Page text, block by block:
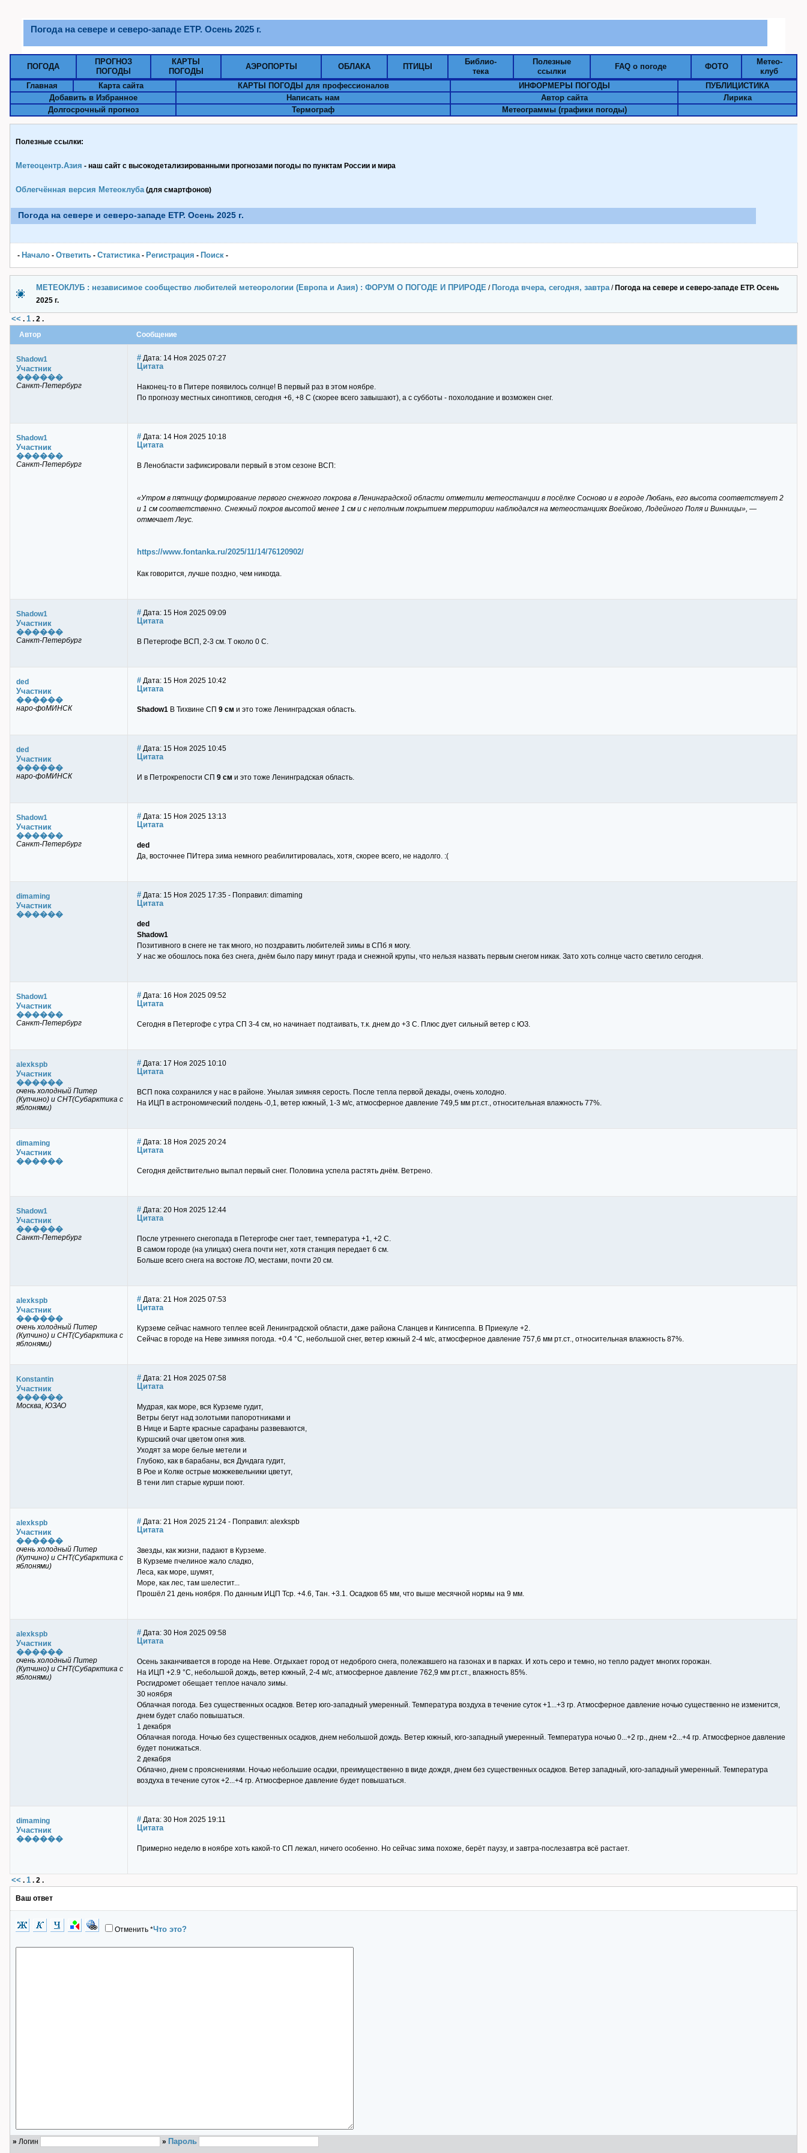
Погода на севере и северо-западе ЕТР. Осень 2025 г.
ПОГОДА
ПРОГНОЗ
ПОГОДЫ
КАРТЫ
ПОГОДЫ
АЭРОПОРТЫ ОБЛАКА ПТИЦЫ
Библио-
тека
Полезные
ссылки
FAQ о погоде ФОТО
Метео-
клуб
Главная
Карта сайта КАРТЫ ПОГОДЫ для профессионалов ИНФОРМЕРЫ ПОГОДЫ
ПУБЛИЦИСТИКА
Добавить в Избранное
Написать нам Автор сайта
Лирика
Долгосрочный прогноз
Термограф Метеограммы (графики погоды)
Полезные ссылки:
Метеоцентр.Азия - наш сайт с высокодетализированными прогнозами погоды по пунктам Pоссии и мира
Облегчённая версия Метеоклуба(для смартфонов)
Погода на севере и северо-западе ЕТР. Осень 2025 г.
- Начало - Ответить - Статистика- Pегистрация - Поиск -
МЕТЕОКЛУБ : независимое сообщество любителей метеорологии (Европа и Азия) : ФОРУМ О ПОГОДЕ И ПРИРОДЕ / Погода вчера, сегодня, завтра/ Погода на севере и северо-западе ЕТР. Осень
2025 г.
<< . 1 . 2 .
Автор
Сообщение
Shadow1
Участник
������
Санкт-Петербург
# Дата: 14 Ноя 2025 07:27
Цитата
Наконец-то в Питере появилось солнце! В первый раз в этом ноябре.
По прогнозу местных синоптиков, сегодня +6, +8 С (скорее всего завышают), а с субботы - похолодание и возможен снег.
Shadow1
Участник
������
Санкт-Петербург
# Дата: 14 Ноя 2025 10:18
Цитата
В Ленобласти зафиксировали первый в этом сезоне ВСП:
«Утром в пятницу формирование первого снежного покрова в Ленинградской области отметили метеостанции в посёлке Сосново и в городе Любань, его высота соответствует 2
и 1 см соответственно. Снежный покров высотой менее 1 см и с неполным покрытием территории наблюдался на метеостанциях Воейково, Лодейного Поля и Винницы», —
отмечает Леус.
https://www.fontanka.ru/2025/11/14/76120902/
Как говорится, лучше поздно, чем никогда.
Shadow1
Участник
������
Санкт-Петербург
# Дата: 15 Ноя 2025 09:09
Цитата
В Петергофе ВСП, 2-3 см. Т около 0 С.
ded
Участник
������
наро-фоМИНСК
# Дата: 15 Ноя 2025 10:42
Цитата
Shadow1 В Тихвине СП 9 см и это тоже Ленинградская область.
ded
Участник
������
наро-фоМИНСК
# Дата: 15 Ноя 2025 10:45
Цитата
И в Петрокрепости СП 9 см и это тоже Ленинградская область.
Shadow1
Участник
������
Санкт-Петербург
# Дата: 15 Ноя 2025 13:13
Цитата
ded
Да, восточнее ПИтера зима немного реабилитировалась, хотя, скорее всего, не надолго. :(
dimaming
Участник
������
# Дата: 15 Ноя 2025 17:35 - Поправил: dimaming
Цитата
ded
Shadow1
Позитивного в снеге не так много, но поздравить любителей зимы в СПб я могу.
У нас же обошлось пока без снега, днём было пару минут града и снежной крупы, что нельзя назвать первым снегом никак. Зато хоть солнце часто светило сегодня.
Shadow1
Участник
������
Санкт-Петербург
# Дата: 16 Ноя 2025 09:52
Цитата
Сегодня в Петергофе с утра СП 3-4 см, но начинает подтаивать, т.к. днем до +3 С. Плюс дует сильный ветер с ЮЗ.
alexkspb
Участник
������
очень холодный Питер
(Купчино) и СНТ(Субарктика с
яблонями)
# Дата: 17 Ноя 2025 10:10
Цитата
ВСП пока сохранился у нас в районе. Унылая зимняя серость. После тепла первой декады, очень холодно.
На ИЦП в астрономический полдень -0,1, ветер южный, 1-3 м/с, атмосферное давление 749,5 мм рт.ст., относительная влажность 77%.
dimaming
Участник
������
# Дата: 18 Ноя 2025 20:24
Цитата
Сегодня действительно выпал первый снег. Половина успела растять днём. Ветрено.
Shadow1
Участник
������
Санкт-Петербург
# Дата: 20 Ноя 2025 12:44
Цитата
После утреннего снегопада в Петергофе снег тает, температура +1, +2 С.
В самом городе (на улицах) снега почти нет, хотя станция передает 6 см.
Больше всего снега на востоке ЛО, местами, почти 20 см.
alexkspb
Участник
������
очень холодный Питер
(Купчино) и СНТ(Субарктика с
яблонями)
# Дата: 21 Ноя 2025 07:53
Цитата
Курземе сейчас намного теплее всей Ленинградской области, даже района Сланцев и Кингисеппа. В Приекуле +2.
Сейчас в городе на Неве зимняя погода. +0.4 °C, небольшой снег, ветер южный 2-4 м/с, атмосферное давление 757,6 мм рт.ст., относительная влажность 87%.
Konstantin
Участник
������
Москва, ЮЗАО
# Дата: 21 Ноя 2025 07:58
Цитата
Мудрая, как море, вся Курземе гудит,
Ветры бегут над золотыми папоротниками и
В Нице и Барте красные сарафаны развеваются,
Куршский очаг цветом огня жив.
Уходят за море белые метели и
Глубоко, как в барабаны, вся Дундага гудит,
В Рое и Колке острые можжевельники цветут,
В тени лип старые курши поют.
alexkspb
Участник
������
очень холодный Питер
(Купчино) и СНТ(Субарктика с
яблонями)
# Дата: 21 Ноя 2025 21:24 - Поправил: alexkspb
Цитата
Звезды, как жизни, падают в Курземе.
В Курземе пчелиное жало сладко,
Леса, как море, шумят,
Море, как лес, там шелестит...
Прошёл 21 день ноября. По данным ИЦП Tcp. +4.6, Tан. +3.1. Осадков 65 мм, что выше месячной нормы на 9 мм.
alexkspb
Участник
������
очень холодный Питер
(Купчино) и СНТ(Субарктика с
яблонями)
# Дата: 30 Ноя 2025 09:58
Цитата
Осень заканчивается в городе на Неве. Отдыхает город от недоброго снега, полежавшего на газонах и в парках. И хоть серо и темно, но тепло радует многих горожан.
На ИЦП +2.9 °C, небольшой дождь, ветер южный, 2-4 м/с, атмосферное давление 762,9 мм рт.ст., влажность 85%.
Росгидромет обещает теплое начало зимы.
30 ноября
Облачная погода. Без существенных осадков. Ветер юго-западный умеренный. Температура воздуха в течение суток +1...+3 гр. Атмосферное давление ночью существенно не изменится,
днем будет слабо повышаться.
1 декабря
Облачная погода. Ночью без существенных осадков, днем небольшой дождь. Ветер южный, юго-западный умеренный. Температура ночью 0...+2 гр., днем +2...+4 гр. Атмосферное давление
будет понижаться.
2 декабря
Облачно, днем с прояснениями. Ночью небольшие осадки, преимущественно в виде дождя, днем без существенных осадков. Ветер западный, юго-западный умеренный. Температура
воздуха в течение суток +2...+4 гр. Атмосферное давление будет повышаться.
dimaming
Участник
������
# Дата: 30 Ноя 2025 19:11
Цитата
Примерно неделю в ноябре хоть какой-то СП лежал, ничего особенно. Но сейчас зима похоже, берёт паузу, и завтра-послезавтра всё растает.
<< . 1 . 2 .
Ваш ответ
Отменить *Что это?
» Логин » Пароль